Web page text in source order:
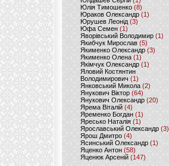
Юлія Тимошенко (8)
Юраков Олександр (1)
Юрушев Леонід (3)
Юфа Семен (1)
Яворівський Володимир (1)
Якибчук Мирослав (5)
Якименко Олександр (3)
Якименко Олена(1)
Якімчук Олександр (1)
Яловий Костянтин
Володимирович (1)
Янковський Микола(2)
Янукович Віктор (64)
Янукович Олександр(20)
Ярема Віталій(4)
Яременко Богдан(1)
Яресько Наталія(1)
Ярославський Олександр (3)
Ярош Дмитро (4)
Ясинський Олександр (1)
Яценко Антон(58)
Яценюк Арсеній (147)